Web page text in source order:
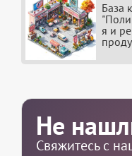
База
я и
Не
Свяжитесь с